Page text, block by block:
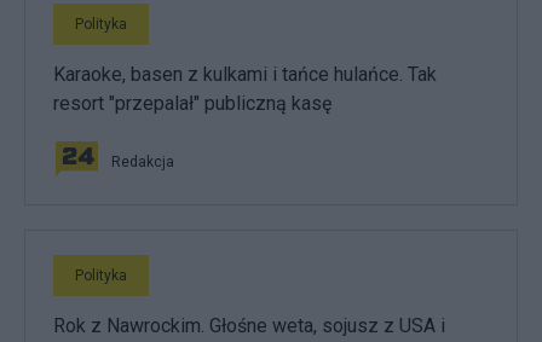
Polityka
Karaoke, basen z kulkami i tańce hulańce. Tak
resort "przepalał" publiczną kasę
Redakcja
Polityka
Rok z Nawrockim. Głośne weta, sojusz z USA i